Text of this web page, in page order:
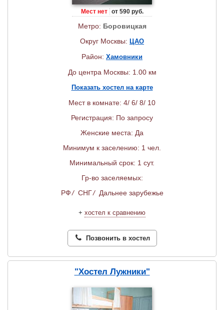
Мест нет от 590 руб.
Метро: Боровицкая
Округ Москвы: ЦАО
Район: Хамовники
До центра Москвы: 1.00 км
Показать хостел на карте
Мест в комнате: 4/ 6/ 8/ 10
Регистрация: По запросу
Женские места: Да
Минимум к заселению: 1 чел.
Минимальный срок: 1 сут.
Гр-во заселяемых:
РФ/ СНГ/ Дальнее зарубежье
+ хостел к сравнению
Позвонить в хостел
"Хостел Лужники"